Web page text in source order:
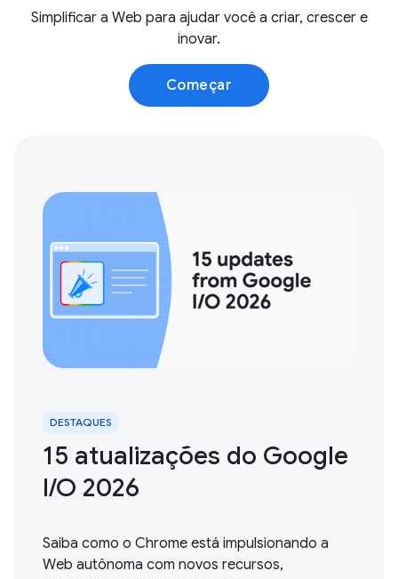
Simplificar a Web para ajudar você a criar, crescer e
inovar.
Começar
DESTAQUES
15 atualizações do Google
I / O 2026
Saiba como o Chrome está impulsionando a
Web autônoma com novos recursos,